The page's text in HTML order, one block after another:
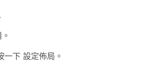
.
一下 設定佈局 。